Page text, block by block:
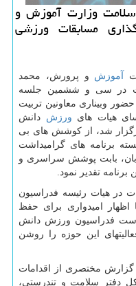
وزارت آموزش و
مسابقات ورزشی
آموزش و پرورش، محمد
در سی و ششمین جلسه
وبیناری معاونین تربیت
هیات های ورزش دانش
شد، از کوشش های بی
برنامه های گرامیداشت
بابت پوشش سراسری و
تقدیر نمود.
در هیات رئیسه فدراسیون
امیدواری برای حفظ
فدراسیون ورزش دانش
این حوزه را روشن
گزارش مختصری از اقدامات
دفتر سلامت و تندرستی،